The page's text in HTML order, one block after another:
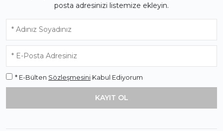
posta adresinizi listemize ekleyin.
* E-Bülten Sözleşmesini Kabul Ediyorum